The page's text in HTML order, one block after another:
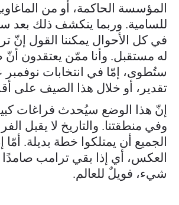
المؤسسة الحاكمة، أو من
للسامية. وربما ينكشف ذلك بعد
في كل الأحوال يمكننا القول إنّ
له مستقبل. وأنا ممّن يعتقدون
ستُطوى، إمّا في انتخابات نوفمبر
تقدير، أو خلال هذا الصيف على
إنّ هذا الوضع سيُحدث فراغات
وفي منطقتنا. والتاريخ لا يقبل
الجميع أن يمتلكوا خطة بديلة.
العكس، أي إذا بقي ترامب
شيء، فويلٌ للعالم.